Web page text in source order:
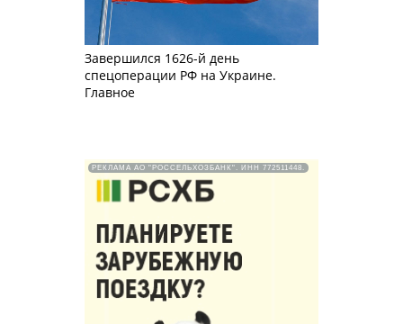
Завершился 1626-й день
спецоперации РФ на Украине.
Главное
РЕКЛАМА АО "РОССЕЛЬХОЗБАНК". ИНН 772511448.